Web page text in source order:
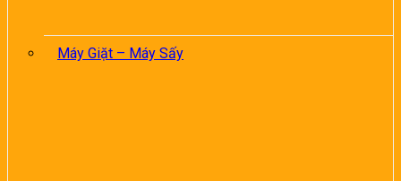
Máy Giặt – Máy Sấy